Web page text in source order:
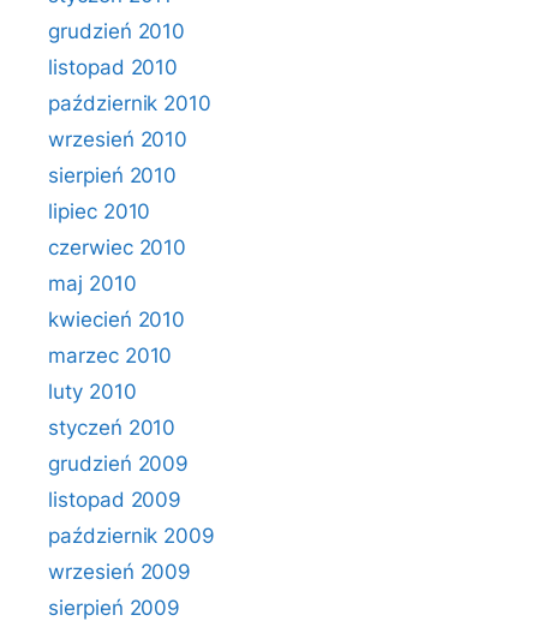
grudzień 2010
listopad 2010
październik 2010
wrzesień 2010
sierpień 2010
lipiec 2010
czerwiec 2010
maj 2010
kwiecień 2010
marzec 2010
luty 2010
styczeń 2010
grudzień 2009
listopad 2009
październik 2009
wrzesień 2009
sierpień 2009